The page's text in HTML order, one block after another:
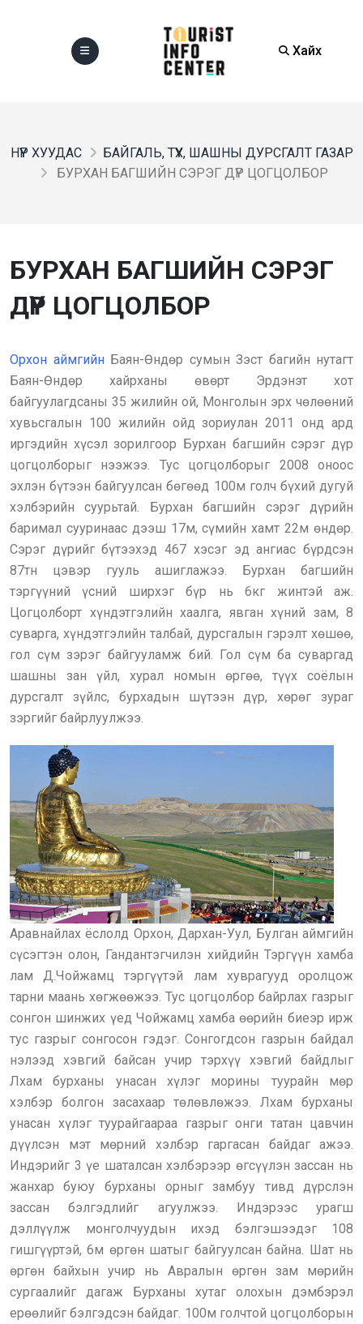
Хайх
НҮҮР ХУУДАС
БАЙГАЛЬ, ТҮҮХ, ШАШНЫ ДУРСГАЛТ ГАЗАР
БУРХАН БАГШИЙН СЭРЭГ ДҮР ЦОГЦОЛБОР
БУРХАН БАГШИЙН СЭРЭГ
ДҮР ЦОГЦОЛБОР
Орхон аймгийнБаян-Өндөр сумын Зэст багийн нутагт
Баян-Өндөр хайрханы өвөрт Эрдэнэт хот
байгуулагдсаны 35 жилийн ой, Монголын эрх чөлөөний
хувьсгалын 100 жилийн ойд зориулан 2011 онд ард
иргэдийн хүсэл зорилгоор Бурхан багшийн сэрэг дүр
цогцолборыг нээжээ. Тус цогцолборыг 2008 оноос
эхлэн бүтээн байгуулсан бөгөөд 100м голч бүхий дугуй
хэлбэрийн суурьтай. Бурхан багшийн сэрэг дүрийн
баримал сууринаас дээш 17м, сүмийн хамт 22м өндөр.
Сэрэг дүрийг бүтээхэд 467 хэсэг эд ангиас бүрдсэн
87тн цэвэр гууль ашиглажээ. Бурхан багшийн
тэргүүний үсний ширхэг бүр нь 6кг жинтэй аж.
Цогцолборт хүндэтгэлийн хаалга, явган хүний зам, 8
суварга, хүндэтгэлийн талбай, дурсгалын гэрэлт хөшөө,
гол сүм зэрэг байгууламж бий. Гол сүм ба суваргад
шашны зан үйл, хурал номын өргөө, түүх соёлын
дурсгалт зүйлс, бурхадын шүтээн дүр, хөрөг зураг
зэргийг байрлуулжээ.
Аравнайлах ёслолд Орхон, Дархан-Уул, Булган аймгийн
сүсэгтэн олон, Гандантэгчилэн хийдийн Тэргүүн хамба
лам Д.Чойжамц тэргүүтэй лам хуврагууд оролцож
тарни маань хөгжөөжээ. Тус цогцолбор байрлах газрыг
сонгон шинжих үед Чойжамц хамба өөрийн биеэр ирж
тус газрыг сонгосон гэдэг. Сонгогдсон газрын байдал
нэлээд хэвгий байсан учир тэрхүү хэвгий байдлыг
Лхам бурханы унасан хүлэг морины туурайн мөр
хэлбэр болгон засахаар төлөвлөжээ. Лхам бурханы
унасан хүлэг туурайгаараа газрыг онги татан цавчин
дүүлсэн мэт мөрний хэлбэр гаргасан байдаг ажээ.
Индэрийг 3 үе шаталсан хэлбэрээр өгсүүлэн зассан нь
жанхар буюу бурханы орныг замбуу тивд дүрслэн
зассан бэлгэдлийг агуулжээ. Индэрээс урагш
дэллүүлж монголчуудын ихэд бэлгэшээдэг 108
гишгүүртэй, 6м өргөн шатыг байгуулсан байна. Шат нь
өргөн байхын учир нь Авралын өргөн зам мөрийн
сургаалийг дагаж Бурханы хутаг олохын дэмбэрэл
ерөөлийг бэлгэдсэн байдаг. 100м голчтой цогцолборын